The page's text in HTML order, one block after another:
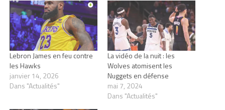
Lebron James en feu contre
les Hawks
janvier 14, 2026
Dans "Actualités"
La vidéo de la nuit : les
Wolves atomisent les
Nuggets en défense
mai 7, 2024
Dans "Actualités"